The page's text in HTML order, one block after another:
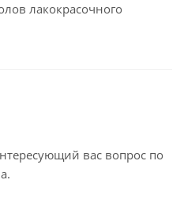
лакокрасочного
вас вопрос по